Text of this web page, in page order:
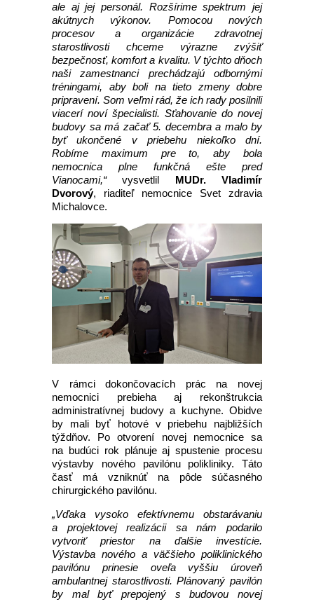
ale aj jej personál. Rozšírime spektrum jej
akútnych výkonov. Pomocou nových
procesov a organizácie zdravotnej
starostlivosti chceme výrazne zvýšiť
bezpečnosť, komfort a kvalitu. V týchto dňoch
naši zamestnanci prechádzajú odbornými
tréningami, aby boli na tieto zmeny dobre
pripravení. Som veľmi rád, že ich rady posilnili
viacerí noví špecialisti. Sťahovanie do novej
budovy sa má začať 5. decembra a malo by
byť ukončené v priebehu niekoľko dní.
Robíme maximum pre to, aby bola
nemocnica plne funkčná ešte pred
Vianocami,“vysvetlil MUDr. Vladimír
Dvorový, riaditeľ nemocnice Svet zdravia
Michalovce.
V rámci dokončovacích prác na novej
nemocnici prebieha aj rekonštrukcia
administratívnej budovy a kuchyne. Obidve
by mali byť hotové v priebehu najbližších
týždňov. Po otvorení novej nemocnice sa
na budúci rok plánuje aj spustenie procesu
výstavby nového pavilónu polikliniky. Táto
časť má vzniknúť na pôde súčasného
chirurgického pavilónu.
„Vďaka vysoko efektívnemu obstarávaniu
a projektovej realizácii sa nám podarilo
vytvoriť priestor na ďalšie investície.
Výstavba nového a väčšieho poliklinického
pavilónu prinesie oveľa vyššiu úroveň
ambulantnej starostlivosti. Plánovaný pavilón
by mal byť prepojený s budovou novej